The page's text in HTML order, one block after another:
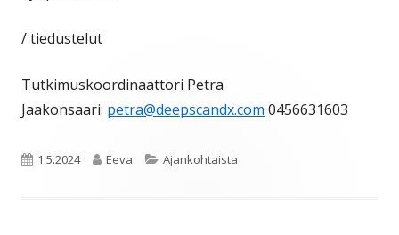
/ tiedustelut
Tutkimuskoordinaattori Petra
Jaakonsaari: petra@deepscandx.com 0456631603
Julkaistu
1.5.2024 Kirjoittaja
Eeva Kategoriat
Ajankohtaista